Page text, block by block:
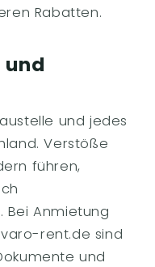
Rabatten.
und
und jedes
Verstöße
führen,
Bei Anmietung
rent.de sind
und